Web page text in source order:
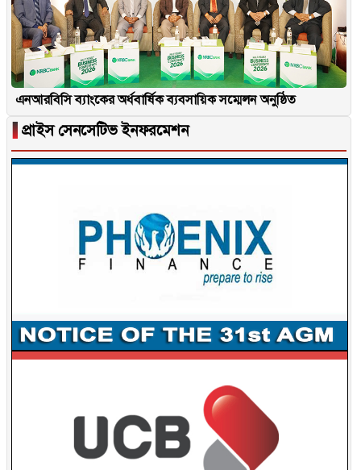
এনআরবিসি ব্যাংকের অর্ধবার্ষিক ব্যবসায়িক সম্মেলন অনুষ্ঠিত
▐ প্রাইস সেনসেটিভ ইনফরমেশন